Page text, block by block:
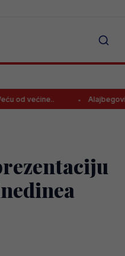
većine.. Alajbegović